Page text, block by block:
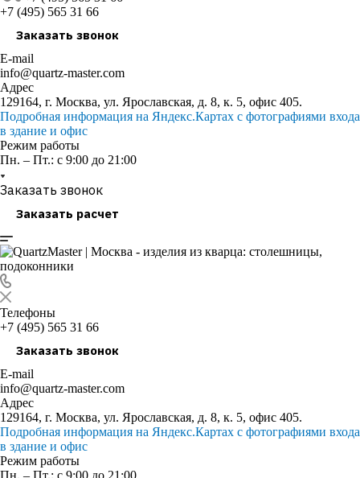
+7 (495) 565 31 66
Заказать звонок
E-mail
info@quartz-master.com
Адрес
129164, г. Москва, ул. Ярославская, д. 8, к. 5, офис 405.
Подробная информация на Яндекс.Картах с фотографиями входа
в здание и офис
Режим работы
Пн. – Пт.: с 9:00 до 21:00
Заказать звонок
Заказать расчет
Телефоны
+7 (495) 565 31 66
Заказать звонок
E-mail
info@quartz-master.com
Адрес
129164, г. Москва, ул. Ярославская, д. 8, к. 5, офис 405.
Подробная информация на Яндекс.Картах с фотографиями входа
в здание и офис
Режим работы
Пн. – Пт.: с 9:00 до 21:00